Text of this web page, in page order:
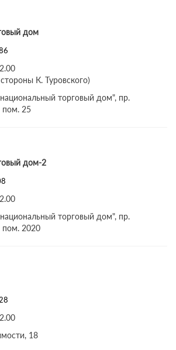
дом
К. Туровского)
торговый дом", пр.
пом. 25
дом-2
торговый дом", пр.
пом. 2020
18